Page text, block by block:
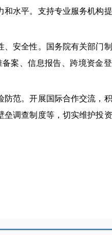
和水平。支持专业服务机构
安全性。国务院有关部门
案、信息报告、跨境资金
防范。开展国际合作交流，
垒调查制度等，切实维护投